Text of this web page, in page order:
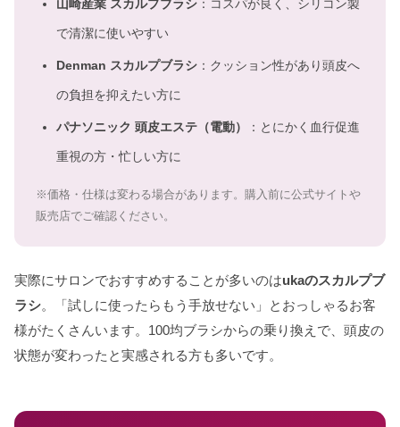
山崎産業 スカルプブラシ：コスパが良く、シリコン製
で清潔に使いやすい
Denman スカルプブラシ：クッション性があり頭皮へ
の負担を抑えたい方に
パナソニック 頭皮エステ（電動） ：とにかく血行促進
重視の方・忙しい方に
※価格・仕様は変わる場合があります。購入前に公式サイトや
販売店でご確認ください。
実際にサロンでおすすめすることが多いのはukaのスカルプブ
ラシ。「試しに使ったらもう手放せない」とおっしゃるお客
様がたくさんいます。100均ブラシからの乗り換えで、頭皮の
状態が変わったと実感される方も多いです。